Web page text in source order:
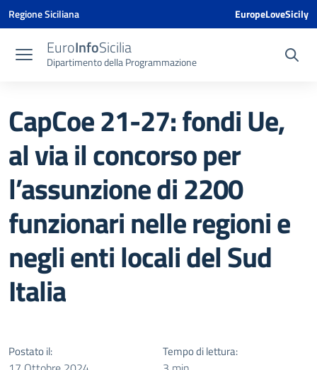
Vai ai contenuti
Vai al menu di navigazione
Vai al footer
Vai al banner delle Cookie Policy
Regione Siciliana EuropeLoveSicily
EuroInfoSicilia
Dipartimento della Programmazione
CapCoe 21-27: fondi Ue,
al via il concorso per
l’assunzione di 2200
funzionari nelle regioni e
negli enti locali del Sud
Italia
Postato il: Tempo di lettura: